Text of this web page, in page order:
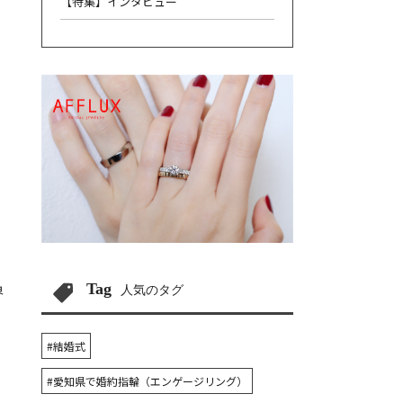
Tag 人気のタグ
#結婚式
#愛知県で婚約指輪（エンゲージリング）